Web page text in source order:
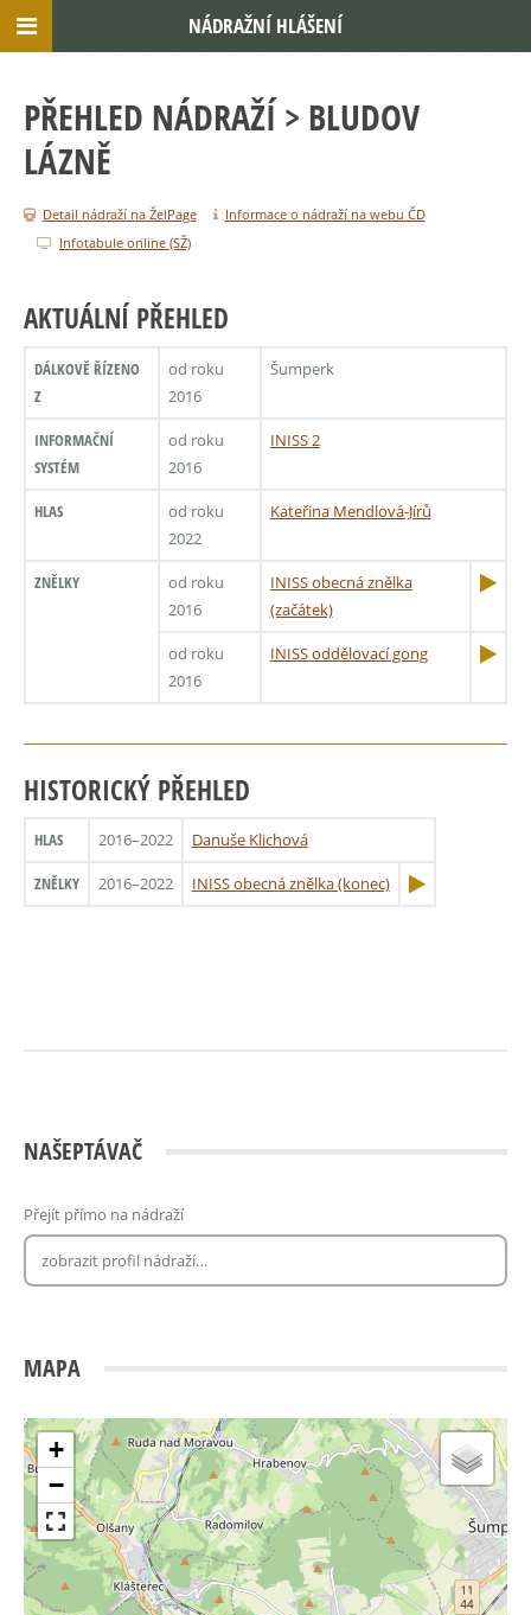
PŘEHLED NÁDRAŽÍ > BLUDOV
LÁZNĚ
Detail nádraží na ŽelPage
Informace o nádraží na webu ČD
Infotabule online (SŽ)
AKTUÁLNÍ PŘEHLED
DÁLKOVĚ ŘÍZENO
Z
od roku
2016
Šumperk
INFORMAČNÍ
SYSTÉM
od roku
2016
INISS 2
HLAS
od roku
2022
Kateřina Mendlová-Jírů
ZNĚLKY
od roku
2016
INISS obecná znělka
(začátek)
od roku
2016
INISS oddělovací gong
HISTORICKÝ PŘEHLED
HLAS 2016–2022 Danuše Klichová
ZNĚLKY 2016–2022 INISS obecná znělka (konec)
NAŠEPTÁVAČ
Přejít přímo na nádraží
MAPA
+
−
NÁDRAŽNÍ HLÁŠENÍ